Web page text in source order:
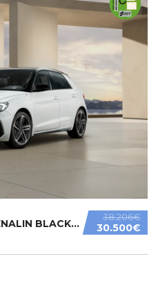
38.206€
30.500€
AUDI A1 SPORTBACK ADRENALIN BLACK EDITION S TRONIC 30 TFSI.....